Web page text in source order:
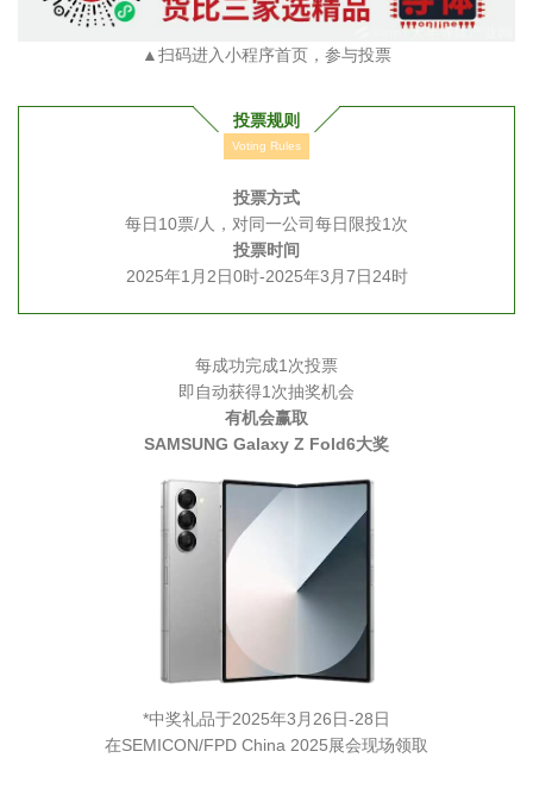
▲扫码进入小程序首页，参与投票
投票规则
Voting Rules
投票方式
每日10票/人，对同一公司每日限投1次
投票时间
2025年1月2日0时-2025年3月7日24时
每成功完成1次投票
即自动获得1次抽奖机会
有机会赢取
SAMSUNG Galaxy Z Fold6大奖
*中奖礼品于2025年3月26日-28日
在SEMICON/FPD China 2025展会现场领取